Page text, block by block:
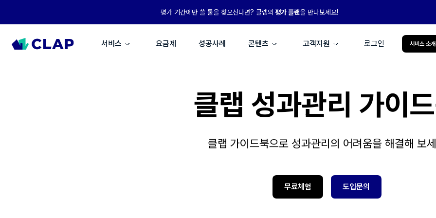
평가 기간에만 쓸 툴을 찾으신다면? 클랩의 평가 플랜을 만나보세요!
서비스 요금제 성공사례 콘텐츠 고객지원 로그인 서비스 소개
클랩 성과관리 가이
클랩 가이드북으로 성과관리의 어려움을 해결해 보
무료체험 도입문의